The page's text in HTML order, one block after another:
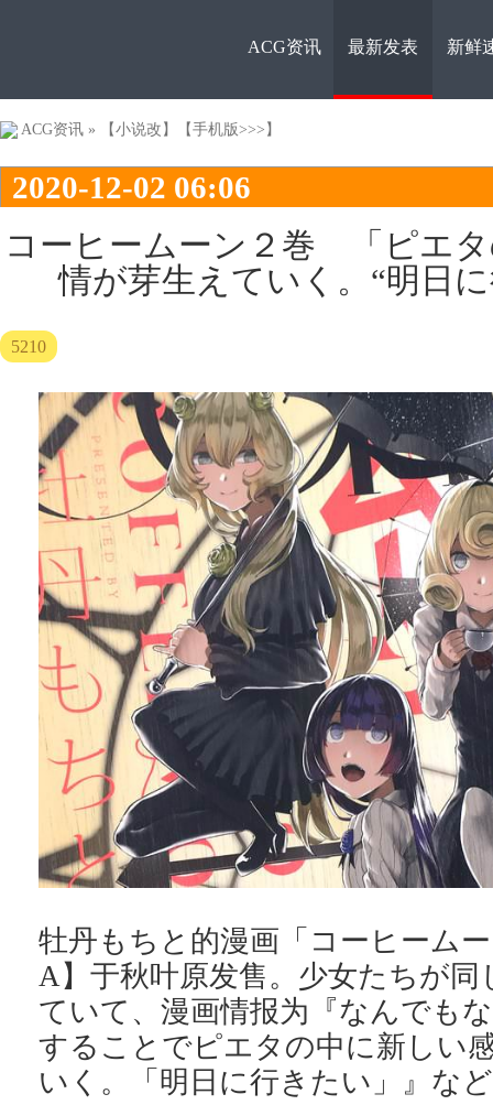
ACG资
ACG资讯 最新发表 新鲜
ACG资讯 » 【小说改】 【手机版>>>】
2020-12-02 06:06
コーヒームーン２巻 「ピエ
情が芽生えていく。“明日
5210
牡丹もちと的漫画「コーヒーム
A】于秋叶原发售。少女たちが同
ていて、漫画情报为『なんでも
することでピエタの中に新しい
いく。「明日に行きたい」』な